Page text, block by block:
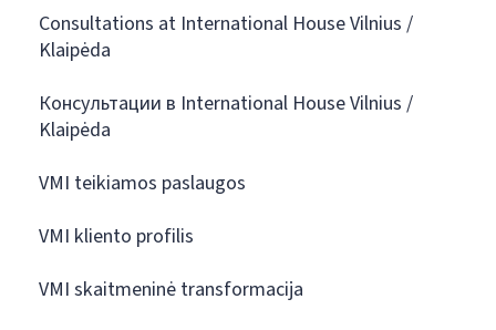
Consultations at International House Vilnius /
Klaipėda
Консультации в International House Vilnius /
Klaipėda
VMI teikiamos paslaugos
VMI kliento profilis
VMI skaitmeninė transformacija